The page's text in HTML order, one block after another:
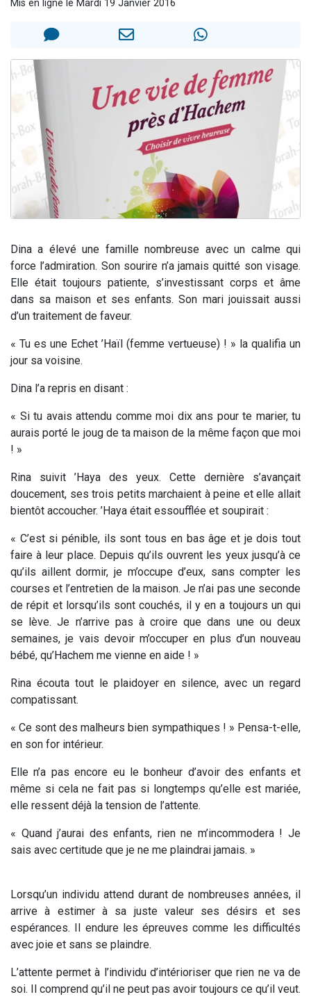
Il reste 49 places pour étudier en groupe sur Zoom
Eva vient de donner son Maasser
Mis en ligne le Mardi 19 Janvier 2016
Dina a élevé une famille nombreuse avec un calme qui
force l’admiration. Son sourire n’a jamais quitté son visage.
Elle était toujours patiente, s’investissant corps et âme
dans sa maison et ses enfants. Son mari jouissait aussi
d’un traitement de faveur.
« Tu es une Echet ’Haïl (femme vertueuse) ! » la qualifia un
jour sa voisine.
Dina l’a repris en disant :
« Si tu avais attendu comme moi dix ans pour te marier, tu
aurais porté le joug de ta maison de la même façon que moi
! »
Rina suivit ’Haya des yeux. Cette dernière s’avançait
doucement, ses trois petits marchaient à peine et elle allait
bientôt accoucher. ’Haya était essoufflée et soupirait :
« C’est si pénible, ils sont tous en bas âge et je dois tout
faire à leur place. Depuis qu’ils ouvrent les yeux jusqu’à ce
qu’ils aillent dormir, je m’occupe d’eux, sans compter les
courses et l’entretien de la maison. Je n’ai pas une seconde
de répit et lorsqu’ils sont couchés, il y en a toujours un qui
se lève. Je n’arrive pas à croire que dans une ou deux
semaines, je vais devoir m’occuper en plus d’un nouveau
bébé, qu’Hachem me vienne en aide ! »
Rina écouta tout le plaidoyer en silence, avec un regard
compatissant.
« Ce sont des malheurs bien sympathiques ! » Pensa-t-elle,
en son for intérieur.
Elle n’a pas encore eu le bonheur d’avoir des enfants et
même si cela ne fait pas si longtemps qu’elle est mariée,
elle ressent déjà la tension de l’attente.
« Quand j’aurai des enfants, rien ne m’incommodera ! Je
sais avec certitude que je ne me plaindrai jamais. »
Lorsqu’un individu attend durant de nombreuses années, il
arrive à estimer à sa juste valeur ses désirs et ses
espérances. Il endure les épreuves comme les difficultés
avec joie et sans se plaindre.
L’attente permet à l’individu d’intérioriser que rien ne va de
soi. Il comprend qu’il ne peut pas avoir toujours ce qu’il veut.